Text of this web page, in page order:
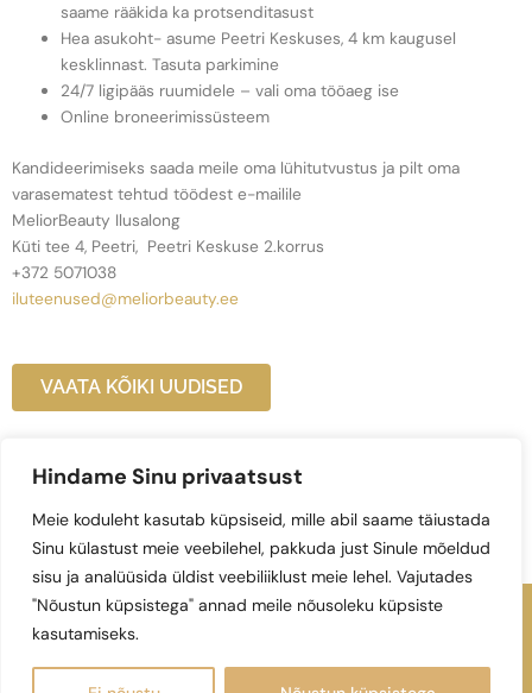
Hindame Sinu privaatsust
Meie koduleht kasutab küpsiseid, mille abil saame täiustada
Sinu külastust meie veebilehel, pakkuda just Sinule mõeldud
sisu ja analüüsida üldist veebiliiklust meie lehel. Vajutades
"Nõustun küpsistega" annad meile nõusoleku küpsiste
kasutamiseks.
saame rääkida ka protsenditasust
Hea asukoht- asume Peetri Keskuses, 4 km kaugusel
kesklinnast. Tasuta parkimine
24/7 ligipääs ruumidele – vali oma tööaeg ise
Online broneerimissüsteem
Kandideerimiseks saada meile oma lühitutvustus ja pilt oma
varasematest tehtud töödest e-mailile
MeliorBeauty Ilusalong
Küti tee 4, Peetri, Peetri Keskuse 2.korrus
+372 5071038
iluteenused@meliorbeauty.ee
VAATA KÕIKI UUDISED
Küti tee 4, Peetri alevik, Rae vald,Peetri keskuse II korrus |+372
5071038| E-R 10:00-20:00; L-P 10:00-17:00
F
a
c
n
s © 2022 Melior Beauty |Solaster